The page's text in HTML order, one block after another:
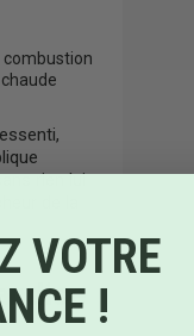
combustion
rien lui
de la
VOTRE
!